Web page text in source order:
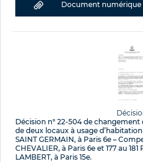
Document numérique
Décision n° 22-504 de changement
de deux locaux à usage
SAINT GERMAIN, à Paris 6e –
CHEVALIER, à Paris 6e et 177 au 181
LAMBERT, à Paris 15e.